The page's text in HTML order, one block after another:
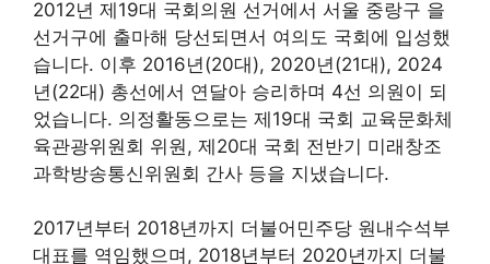
2012년 제19대 국회의원 선거에서 서울 중랑구 을
선거구에 출마해 당선되면서 여의도 국회에 입성했
습니다. 이후 2016년(20대), 2020년(21대), 2024
년(22대) 총선에서 연달아 승리하며 4선 의원이 되
었습니다. 의정활동으로는 제19대 국회 교육문화체
육관광위원회 위원, 제20대 국회 전반기 미래창조
과학방송통신위원회 간사 등을 지냈습니다.
2017년부터 2018년까지 더불어민주당 원내수석부
대표를 역임했으며, 2018년부터 2020년까지 더불